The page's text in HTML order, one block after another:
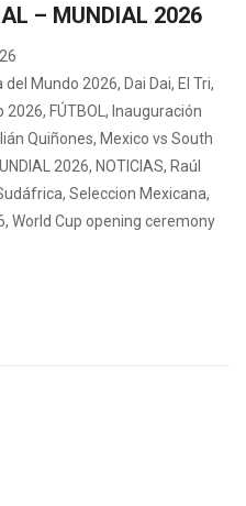
– MUNDIAL 2026
del Mundo 2026, Dai Dai, El Tri,
2026, FÚTBOL , Inauguración
Quiñones, Mexico vs South
2026, NOTICIAS, Raúl
, Seleccion Mexicana,
, World Cup opening ceremony